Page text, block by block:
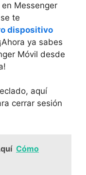
Messenger
​te⁢
dispositivo
ya sabes
Móvil desde
aquí
cerrar sesión
Cómo